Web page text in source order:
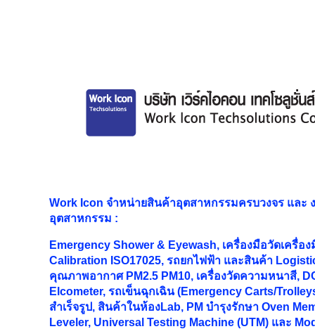
Work Icon จำหน่ายสินค้าอุตสาหกรรมครบวงจร และ
อุตสาหกรรม :
Emergency Shower & Eyewash, เครื่องมือวัดเครื่อ
Calibration ISO17025, รถยกไฟฟ้า และสินค้า
คุณภาพอากาศ PM2.5 PM10, เครื่องวัดความหนาสี,
Elcometer, รถเข็นฉุกเฉิน (Emergency Carts/
สำเร็จรูป, สินค้าในห้องLab, PM บำรุงรักษา Oven
Leveler, Universal Testing Machine (UTM) และ